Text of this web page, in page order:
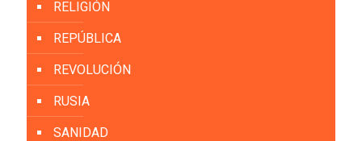
RELIGIÓN
REPÚBLICA
REVOLUCIÓN
RUSIA
SANIDAD